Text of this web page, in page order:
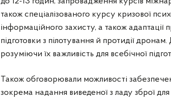
також спеціалізованого курсу кризової
інформаційного захисту, а також адаптації
підготовки з пілотування й протидії
розуміючи їх важливість для всебічної
Також обговорювали можливості
зокрема надання виведеної з ладу зброї